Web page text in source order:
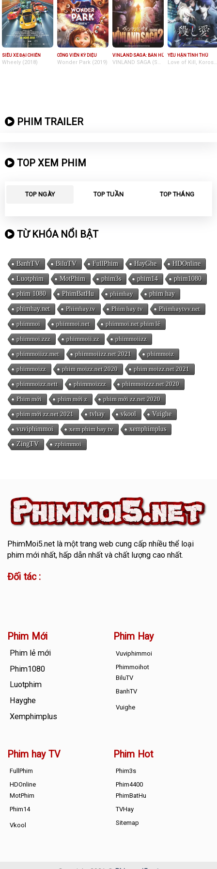
SIÊU XE ĐẠI CHIẾN
Wheely (2018)
CÔNG VIÊN KỲ DIỆU
Wonder Park (2019)
VINLAND SAGA: BẢN HÙNG CA VIKING (PHẦN 2)
VINLAND SAGA (Season 2) (2023)
YÊU HẬN TÌNH THÙ
Love of Kill, Koroshi Ai, Cặp Đôi Sát Thủ(2022)
PHIM TRAILER
TOP XEM PHIM
TOP NGÀY TOP TUẦN TOP THÁNG
TỪ KHÓA NỔI BẬT
BanhTV BiluTV FullPhim HayGhe HDOnline
Luotphim MotPhim phim3s phim14 phim1080
phim 1080 PhimBatHu phimhay phim hay
phimhay.net Phimhay.tv Phim hay tv Phimhaytvv.net
phimmoi phimmoi.net phimmoi.net phim lẻ
phimmoi.zzz phimmoii.zz phimmoiizz
phimmoiizz.met phimmoiizz.net 2021 phimmoiz
phimmoizz phim moizz.net 2020 phim moizz.net 2021
phimmoizz.nett phimmoizzz phimmoizzz.net 2020
Phim mới phim mới z phim mới zz.net 2020
phim mới zz.net 2021 tvhay vkool Vuighe
vuviphimmoi xem phim hay tv xemphimplus
ZingTV zphimmoi
PhimMoi5.netlà một trang web cung cấp nhiều thể loại
phim mới nhất, hấp dẫn nhất và chất lượng cao nhất.
Đối tác :
Phim Mới
Phim lẻ mới
Phim1080
Luotphim
Hayghe
Xemphimplus
Phim Hay
Vuviphimmoi
Phimmoihot
BiluTV
BanhTV
Vuighe
Phim hay TV
FullPhim
HDOnline
MotPhim
Phim14
Vkool
Phim Hot
Phim3s
Phim4400
PhimBatHu
TVHay
Sitemap